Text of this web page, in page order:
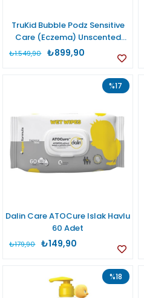
TruKid Bubble Podz Sensitive
Care (Eczema) Unscented
Bubble Bath 10 adet
₺899,90
₺1.549,90
Dalin Care ATOCure Islak Havlu
60 Adet
₺149,90
₺179,90
%17
%18